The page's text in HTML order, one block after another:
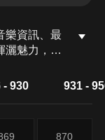
樂資訊、最
灑魅力，是
- 930 931 -
870